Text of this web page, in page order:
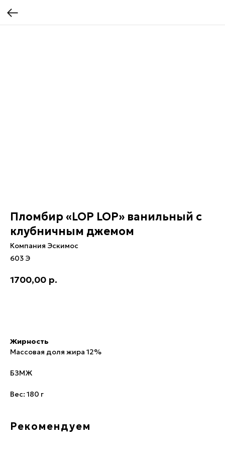
Пломбир «LOP LOP» ванильный с
клубничным джемом
Компания Эскимос
603 Э
1700,00 р.
Жирность
Массовая доля жира 12%
БЗМЖ
Вес: 180 г
Рекомендуем